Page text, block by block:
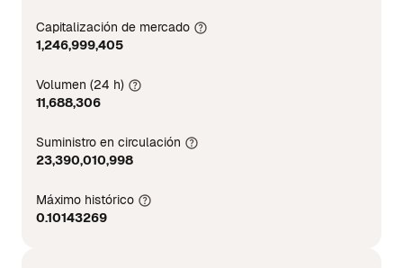
Capitalización de mercado
1,246,999,405
Volumen (24 h)
11,688,306
Suministro en circulación
23,390,010,998
Máximo histórico
0.10143269